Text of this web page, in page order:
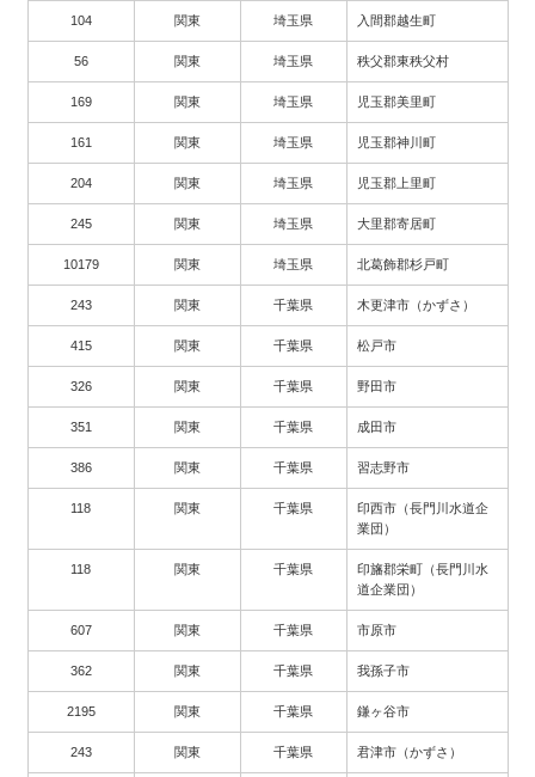
104 関東 埼玉県 入間郡越生町
56 関東 埼玉県 秩父郡東秩父村
169 関東 埼玉県 児玉郡美里町
161 関東 埼玉県 児玉郡神川町
204 関東 埼玉県 児玉郡上里町
245 関東 埼玉県 大里郡寄居町
10179 関東 埼玉県 北葛飾郡杉戸町
243 関東 千葉県 木更津市（かずさ）
415 関東 千葉県 松戸市
326 関東 千葉県 野田市
351 関東 千葉県 成田市
386 関東 千葉県 習志野市
118 関東 千葉県
印西市（長門川水道企
業団）
118 関東 千葉県
印旛郡栄町（長門川水
道企業団）
607 関東 千葉県 市原市
362 関東 千葉県 我孫子市
2195 関東 千葉県 鎌ヶ谷市
243 関東 千葉県 君津市（かずさ）